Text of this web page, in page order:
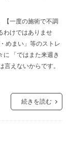
【一度の施術で不調
わけではありませ
めまい」等のストレ
に 「ではまた来週き
えないからです。
続きを読む